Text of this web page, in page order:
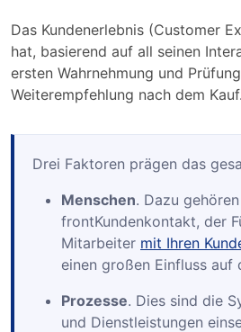
Das Kundenerlebnis (Customer
hat, basierend auf all seinen
ersten Wahrnehmung und
Weiterempfehlung nach dem Kauf.
Drei Faktoren prägen das
Menschen. Dazu
frontKundenkontakt, der
Mitarbeiter mit Ihren
einen großen Einfluss auf
Prozesse. Dies sind die
und Dienstleistungen